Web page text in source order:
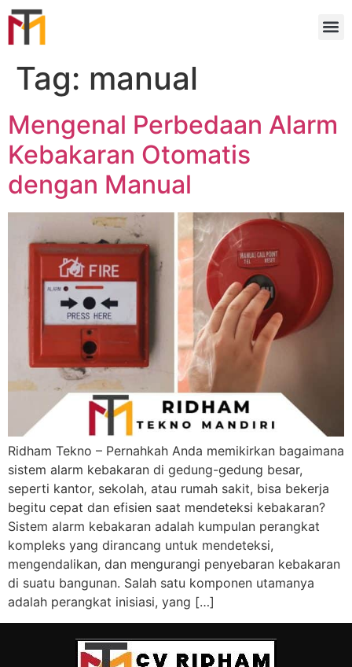
Tag: manual
Mengenal Perbedaan Alarm
Kebakaran Otomatis
dengan Manual
Ridham Tekno – Pernahkah Anda memikirkan bagaimana
sistem alarm kebakaran di gedung-gedung besar,
seperti kantor, sekolah, atau rumah sakit, bisa bekerja
begitu cepat dan efisien saat mendeteksi kebakaran?
Sistem alarm kebakaran adalah kumpulan perangkat
kompleks yang dirancang untuk mendeteksi,
mengendalikan, dan mengurangi penyebaran kebakaran
di suatu bangunan. Salah satu komponen utamanya
adalah perangkat inisiasi, yang […]